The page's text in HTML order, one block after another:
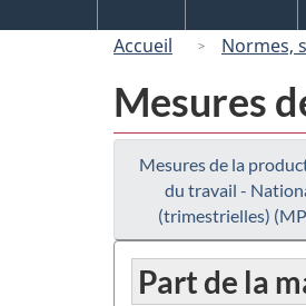
Accueil Normes,
Mesures
Mesures de la
du travail -
(trimestrielles)
Part de la